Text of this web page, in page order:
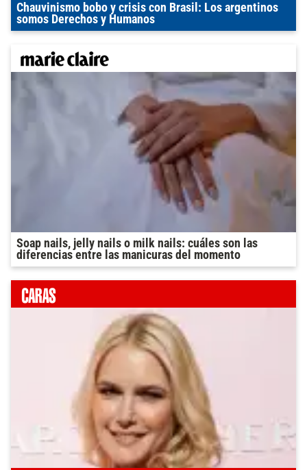
Chauvinismo bobo y crisis con Brasil: Los argentinos
somos Derechos y Humanos
Soap nails, jelly nails o milk nails: cuáles son las
diferencias entre las manicuras del momento